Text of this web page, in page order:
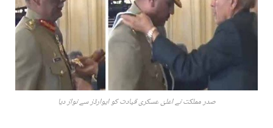
صدر مملکت نے اعلیٰ عسکری قیادت کو ایوارڈز سے نواز دیا